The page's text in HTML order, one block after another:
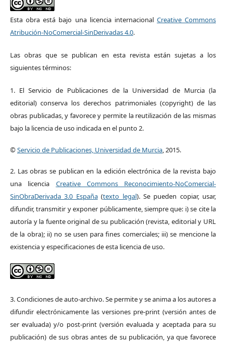
Esta obra está bajo una licencia internacional Creative Commons
Atribución-NoComercial-SinDerivadas 4.0.
Las obras que se publican en esta revista están sujetas a los
siguientes términos:
1. El Servicio de Publicaciones de la Universidad de Murcia (la
editorial) conserva los derechos patrimoniales (copyright) de las
obras publicadas, y favorece y permite la reutilización de las mismas
bajo la licencia de uso indicada en el punto 2.
©Servicio de Publicaciones, Universidad de Murcia, 2015.
2. Las obras se publican en la edición electrónica de la revista bajo
una licencia Creative Commons Reconocimiento-NoComercial-
SinObraDerivada 3.0 España(texto legal). Se pueden copiar, usar,
difundir, transmitir y exponer públicamente, siempre que: i) se cite la
autoría y la fuente original de su publicación (revista, editorial y URL
de la obra); ii) no se usen para fines comerciales; iii) se mencione la
existencia y especificaciones de esta licencia de uso.
3. Condiciones de auto-archivo. Se permite y se anima a los autores a
difundir electrónicamente las versiones pre-print (versión antes de
ser evaluada) y/o post-print (versión evaluada y aceptada para su
publicación) de sus obras antes de su publicación, ya que favorece